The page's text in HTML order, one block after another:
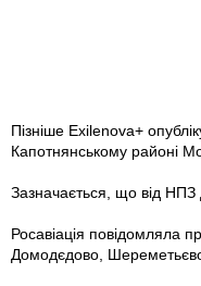
Пізніше Exilenova+
Капотнянському районі
Зазначається, що від
Росавіація повідомляла
Домодєдово,